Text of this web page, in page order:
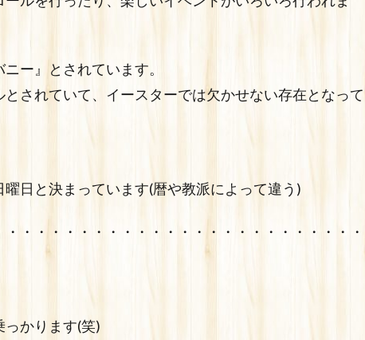
ー』とされています。
されていて、イースターでは欠かせない存在となって
日と決まっています(暦や教派によって違う)
・・・・・・・・・・・・・・・・・・・・・・・・
かります(笑)